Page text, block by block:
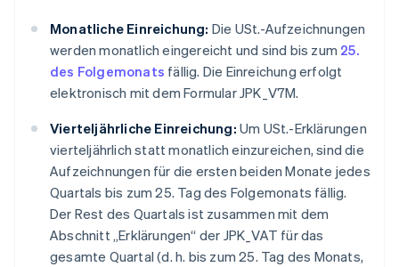
Monatliche Einreichung: Die USt.-Aufzeichnungen
werden monatlich eingereicht und sind bis zum 25.
des Folgemonats fällig. Die Einreichung erfolgt
elektronisch mit dem Formular JPK_V7M.
Vierteljährliche Einreichung: Um USt.-Erklärungen
vierteljährlich statt monatlich einzureichen, sind die
Aufzeichnungen für die ersten beiden Monate jedes
Quartals bis zum 25. Tag des Folgemonats fällig.
Der Rest des Quartals ist zusammen mit dem
Abschnitt „Erklärungen“ der JPK_VAT für das
gesamte Quartal (d. h. bis zum 25. Tag des Monats,